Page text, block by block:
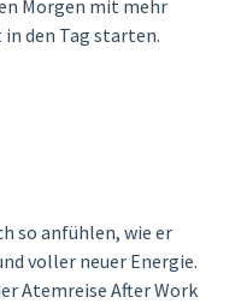
Morgen mit mehr
den Tag starten.
so anfühlen, wie er
voller neuer Energie.
Atemreise After Work